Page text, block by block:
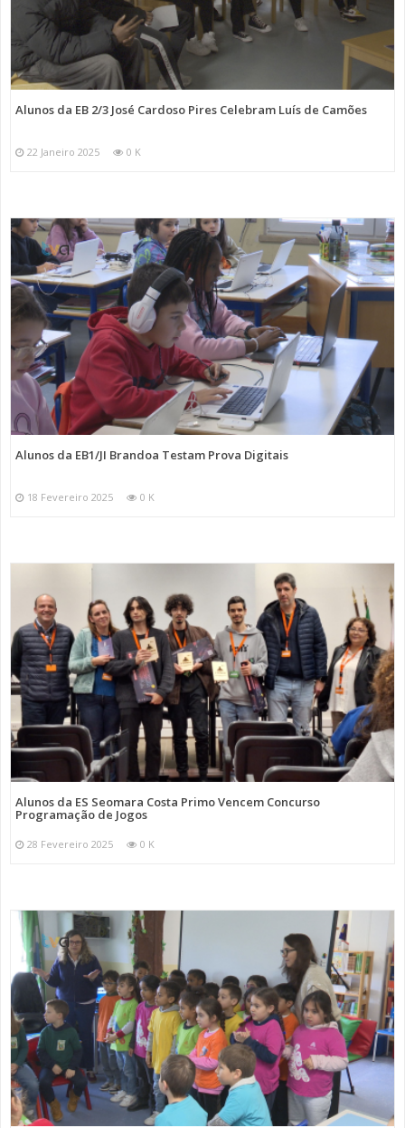
Alunos da EB 2/3 José Cardoso Pires Celebram Luís de Camões
22 Janeiro 2025 0 K
Alunos da EB1/JI Brandoa Testam Prova Digitais
18 Fevereiro 2025 0 K
Alunos da ES Seomara Costa Primo Vencem Concurso
Programação de Jogos
28 Fevereiro 2025 0 K